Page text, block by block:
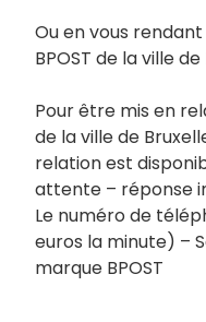
Ou en vous
BPOST de la ville
Pour être mis en
de la ville de
relation est
attente – réponse
Le numéro de
euros la minute) –
marque BPOST